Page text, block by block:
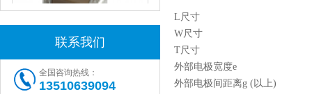
联系我们
全国咨询热线：
13510639094
L尺寸
W尺寸
T尺寸
外部电极宽度e
外部电极间距离g (以上)